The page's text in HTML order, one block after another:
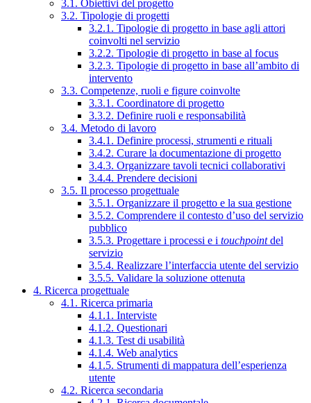
3.1. Obiettivi del progetto
3.2. Tipologie di progetti
3.2.1. Tipologie di progetto in base agli attori
coinvolti nel servizio
3.2.2. Tipologie di progetto in base al focus
3.2.3. Tipologie di progetto in base all’ambito di
intervento
3.3. Competenze, ruoli e figure coinvolte
3.3.1. Coordinatore di progetto
3.3.2. Definire ruoli e responsabilità
3.4. Metodo di lavoro
3.4.1. Definire processi, strumenti e rituali
3.4.2. Curare la documentazione di progetto
3.4.3. Organizzare tavoli tecnici collaborativi
3.4.4. Prendere decisioni
3.5. Il processo progettuale
3.5.1. Organizzare il progetto e la sua gestione
3.5.2. Comprendere il contesto d’uso del servizio
pubblico
3.5.3. Progettare i processi e i touchpointdel
servizio
3.5.4. Realizzare l’interfaccia utente del servizio
3.5.5. Validare la soluzione ottenuta
4. Ricerca progettuale
4.1. Ricerca primaria
4.1.1. Interviste
4.1.2. Questionari
4.1.3. Test di usabilità
4.1.4. Web analytics
4.1.5. Strumenti di mappatura dell’esperienza
utente
4.2. Ricerca secondaria